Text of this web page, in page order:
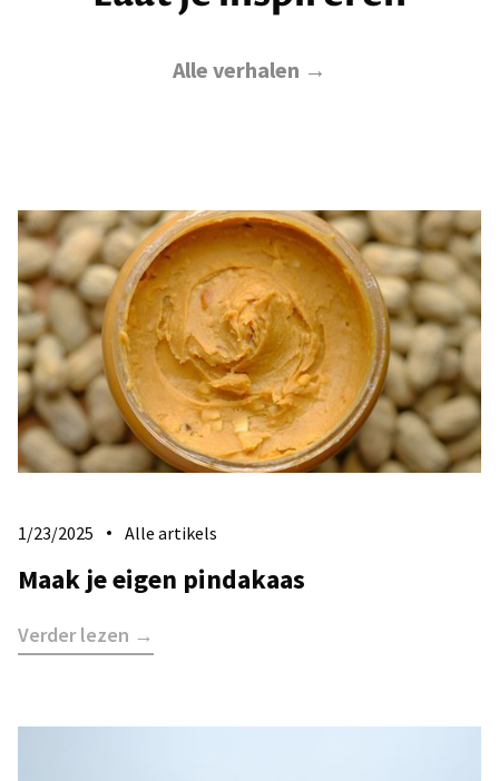
Alle verhalen →
1/23/2025 Alle artikels
Maak je eigen pindakaas
Verder lezen →